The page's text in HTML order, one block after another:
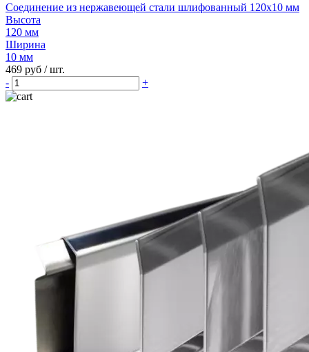
Соединение из нержавеющей стали шлифованный 120х10 мм
Высота
120 мм
Ширина
10 мм
469 руб / шт.
-
+